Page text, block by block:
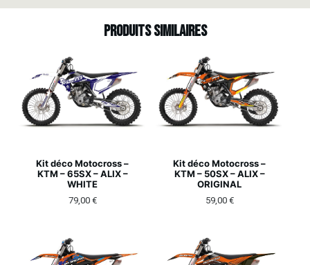
Produits similaires
Kit déco Motocross –
KTM – 65SX – ALIX –
WHITE
79,00 €
Kit déco Motocross –
KTM – 50SX – ALIX –
ORIGINAL
59,00 €